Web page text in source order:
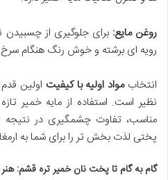
روغن مایع: برای جلوگیری از چسبیدن
رویه ای برشته و خوش رنگ هنگام
انتخابمواد اولیه با کیفیت اولین
نظیر است. استفاده از مایه خمیر
مناسب، تفاوت چشمگیری در نتیجه
پختی لذت بخش تر را برای شما به
گام به گام تا پخت نان خمیر تره قشم: